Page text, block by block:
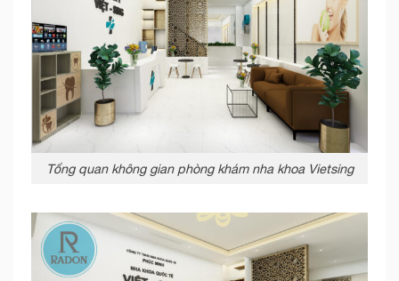
Tổng quan không gian phòng khám nha khoa Vietsing